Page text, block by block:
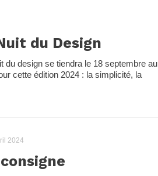
du Design
du design se tiendra le 18 septembre au
cette édition 2024 : la simplicité, la
2024